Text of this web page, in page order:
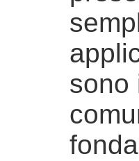
sono